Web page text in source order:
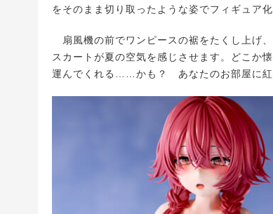
をそのまま切り取ったような姿でフィギュア化
扇風機の前でワンピースの裾をたくし上げ
スカートが夏の空気を感じさせます。どこか
運んでくれる……かも？ あなたのお部屋に紅